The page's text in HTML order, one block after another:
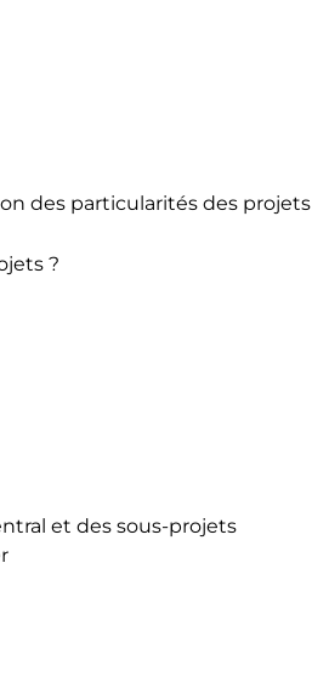
des particularités des projets
?
et des sous-projets